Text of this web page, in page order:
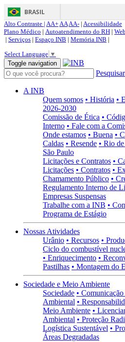
BRASIL
Alto Contraste | AA+AAAA- | Acessibilidade
Plano Médico | Autoatendimento do RH |
| Serviços | Espaço INB | Memória INB |
Select Language ▼
Toggle navigation
Pesquisar
A INB
Quem somos • História •
2026-2030
Comissão de Ética •
Interno • Fale com a
Onde estamos • Buena •
Caldas • Resende • Rio
São Paulo
Licitações e Contratos •
Licitações • Contratos •
Chamamento Público •
Regulamento Interno de
Empresas Suspensas
Trabalhe com a INB •
Programa de Estágio
Nossas Atividades
Urânio • Recursos •
Ciclo do combustível
• Enriquecimento •
Pastilhas • Montagem do
Sociedade e Meio Ambiente
Sociedade •
Ambiental •
Meio Ambiente •
Ambiental • Proteção
Logística Sustentável •
Áreas Degradadas